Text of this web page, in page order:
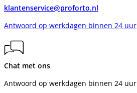
klantenservice@proforto.nl
Antwoord op werkdagen binnen 24 uur
Chat met ons
Antwoord op werkdagen binnen 24 uur